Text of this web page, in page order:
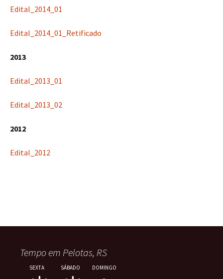
Edital_2014_01
Edital_2014_01_Retificado
2013
Edital_2013_01
Edital_2013_02
2012
Edital_2012
Tempo em Pelotas, RS
SEXTA SÁBADO DOMINGO